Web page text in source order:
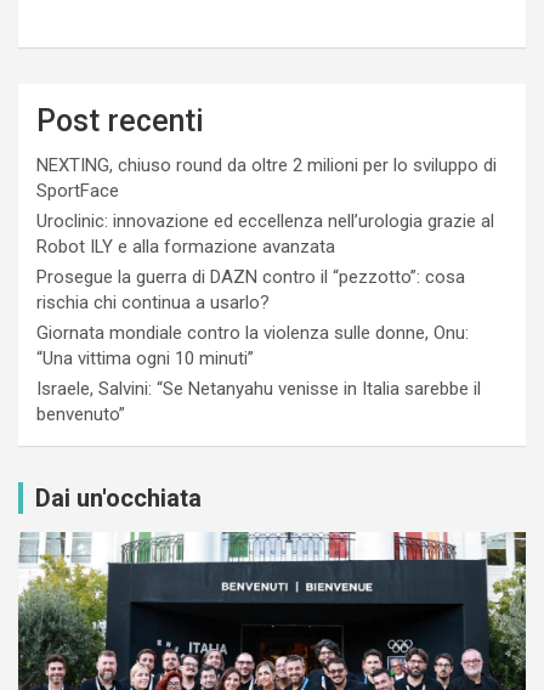
Post recenti
NEXTING, chiuso round da oltre 2 milioni per lo sviluppo di
SportFace
Uroclinic: innovazione ed eccellenza nell’urologia grazie al
Robot ILY e alla formazione avanzata
Prosegue la guerra di DAZN contro il “pezzotto”: cosa
rischia chi continua a usarlo?
Giornata mondiale contro la violenza sulle donne, Onu:
“Una vittima ogni 10 minuti”
Israele, Salvini: “Se Netanyahu venisse in Italia sarebbe il
benvenuto”
Dai un'occhiata